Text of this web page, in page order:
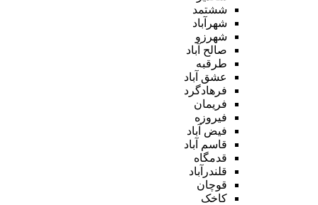
ششتمد
شهرآباد
شهرزو
صالح آباد
طرقبه
عشق آباد
فرهادگرد
فریمان
فیروزه
فیض آباد
قاسم آباد
قدمگاه
قلندرآباد
قوچان
کاخک